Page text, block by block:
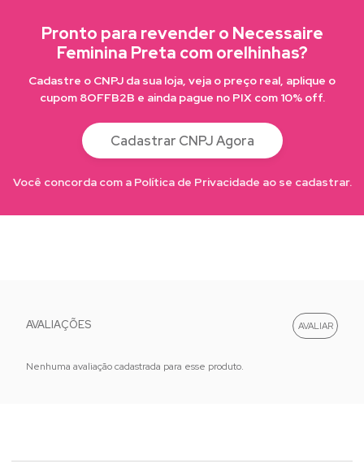
Pronto para revender o Necessaire
Feminina Preta com orelhinhas?
Cadastre o CNPJ da sua loja, veja o preço real, aplique o
cupom 8OFFB2B e ainda pague no PIX com 10% off.
Cadastrar CNPJ Agora
Você concorda com a Política de Privacidade ao se cadastrar.
AVALIAÇÕES
Nenhuma avaliação cadastrada para esse produto.